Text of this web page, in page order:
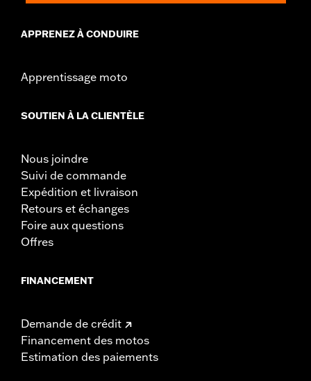
APPRENEZ À CONDUIRE
Apprentissage moto
SOUTIEN À LA CLIENTÈLE
Nous joindre
Suivi de commande
Expédition et livraison
Retours et échanges
Foire aux questions
Offres
FINANCEMENT
Demande de crédit
Financement des motos
Estimation des paiements